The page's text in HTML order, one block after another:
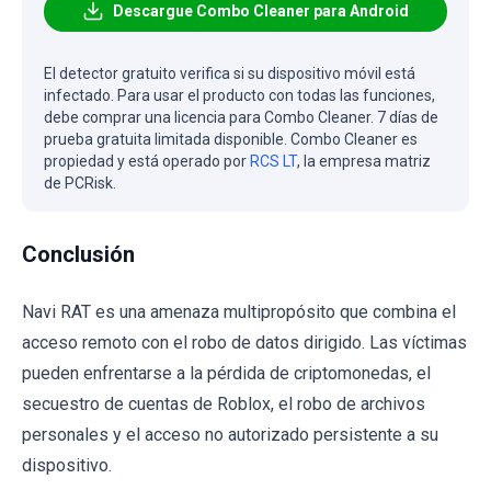
Descargue Combo Cleaner para Android
El detector gratuito verifica si su dispositivo móvil está
infectado. Para usar el producto con todas las funciones,
debe comprar una licencia para Combo Cleaner. 7 días de
prueba gratuita limitada disponible. Combo Cleaner es
propiedad y está operado por RCS LT, la empresa matriz
de PCRisk.
Conclusión
Navi RAT es una amenaza multipropósito que combina el
acceso remoto con el robo de datos dirigido. Las víctimas
pueden enfrentarse a la pérdida de criptomonedas, el
secuestro de cuentas de Roblox, el robo de archivos
personales y el acceso no autorizado persistente a su
dispositivo.